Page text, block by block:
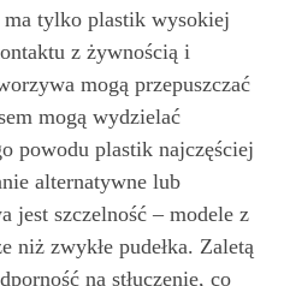
ma tylko plastik wysokiej
z żywnością i
mogą przepuszczać
mogą wydzielać
powodu plastik najczęściej
alternatywne lub
jest szczelność – modele z
niż zwykłe pudełka. Zaletą
na stłuczenie, co